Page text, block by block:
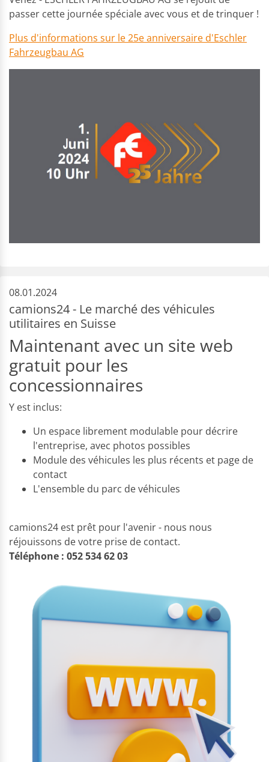
passer cette journée spéciale avec vous et de trinquer !
Plus d'informations sur le 25e anniversaire d'Eschler
Fahrzeugbau AG
08.01.2024
camions24 - Le marché des véhicules
utilitaires en Suisse
Maintenant avec un site web
gratuit pour les
concessionnaires
Y est inclus:
Un espace librement modulable pour décrire
l'entreprise, avec photos possibles
Module des véhicules les plus récents et page de
contact
L'ensemble du parc de véhicules
camions24 est prêt pour l'avenir - nous nous
réjouissons de votre prise de contact.
Téléphone : 052 534 62 03